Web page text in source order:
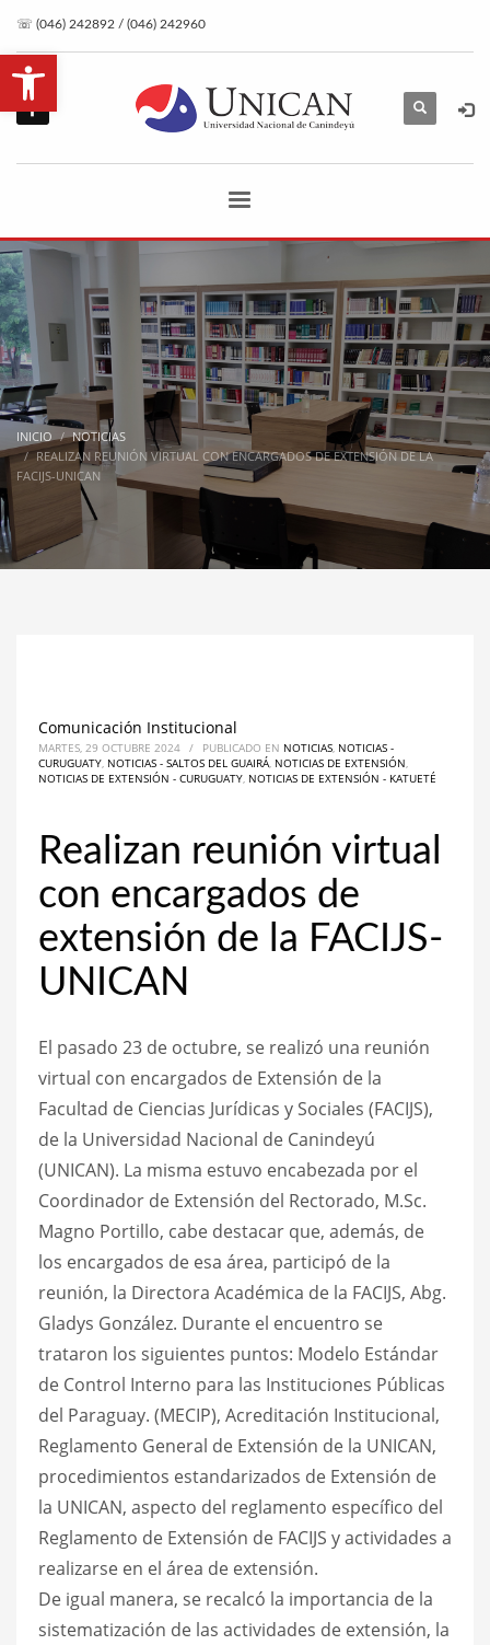
Abrir barra de herramientas
☏ (046) 242892 / (046) 242960
INICIO
NOTICIAS
REALIZAN REUNIÓN VIRTUAL CON ENCARGADOS DE EXTENSIÓN DE LA
FACIJS-UNICAN
Comunicación Institucional
MARTES, 29 OCTUBRE 2024 / PUBLICADO EN NOTICIAS NOTICIAS -
CURUGUATY NOTICIAS - SALTOS DEL GUAIRÁ NOTICIAS DE EXTENSIÓN
NOTICIAS DE EXTENSIÓN - CURUGUATY NOTICIAS DE EXTENSIÓN - KATUETÉ
Realizan reunión virtual
con encargados de
extensión de la FACIJS-
UNICAN
El pasado 23 de octubre, se realizó una reunión
virtual con encargados de Extensión de la
Facultad de Ciencias Jurídicas y Sociales (FACIJS),
de la Universidad Nacional de Canindeyú
(UNICAN). La misma estuvo encabezada por el
Coordinador de Extensión del Rectorado, M.Sc.
Magno Portillo, cabe destacar que, además, de
los encargados de esa área, participó de la
reunión, la Directora Académica de la FACIJS, Abg.
Gladys González. Durante el encuentro se
trataron los siguientes puntos: Modelo Estándar
de Control Interno para las Instituciones Públicas
del Paraguay. (MECIP), Acreditación Institucional,
Reglamento General de Extensión de la UNICAN,
procedimientos estandarizados de Extensión de
la UNICAN, aspecto del reglamento específico del
Reglamento de Extensión de FACIJS y actividades a
realizarse en el área de extensión.
De igual manera, se recalcó la importancia de la
sistematización de las actividades de extensión, la